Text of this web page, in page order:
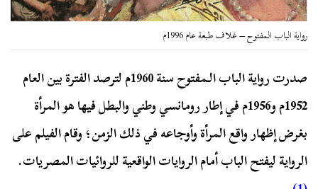
رواية الباب المفتوح – غلاف طبعة عام 1996م
صدرت رواية الباب الـمفتوح سنة 1960م لترصد الفترة بين العام
1952م و1956م في إطار رومانسي وطني والبطل فيها هو المرأة
بغرض إظهار واقع المرأة وأوجاعه في ذلك الزمن؛ وقام الفيلم على
الرواية ليفتح الباب أمام الروايات الواقعية للروائيات المصريات.